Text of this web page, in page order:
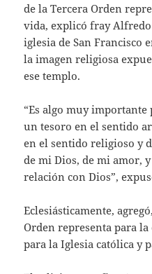
de la Tercera Orden
vida, explicó fray
iglesia de San Francisco
la imagen religiosa
ese templo.
“Es algo muy importante
un tesoro en el sentido
en el sentido religioso y
de mi Dios, de mi amor,
relación con Dios”,
Eclesiásticamente,
Orden representa para
para la Iglesia católica y